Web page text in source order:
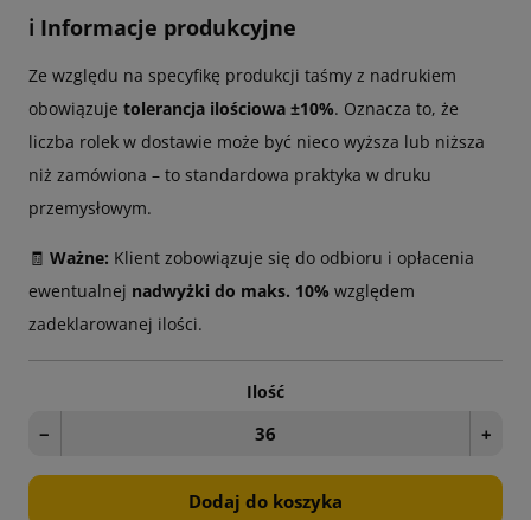
ℹ️ Informacje produkcyjne
Ze względu na specyfikę produkcji taśmy z nadrukiem
obowiązuje tolerancja ilościowa ±10%. Oznacza to, że
liczba rolek w dostawie może być nieco wyższa lub niższa
niż zamówiona – to standardowa praktyka w druku
przemysłowym.
🧾 Ważne: Klient zobowiązuje się do odbioru i opłacenia
ewentualnej nadwyżki do maks. 10% względem
zadeklarowanej ilości.
Ilość
− +
Dodaj do koszyka